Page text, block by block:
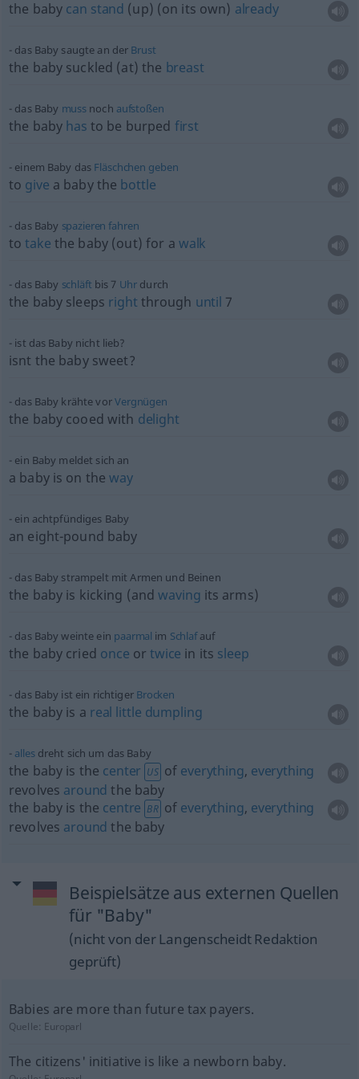
the baby can stand (up) (on its own) already
das Baby saugte an der Brust
the baby suckled (at) the breast
das Baby mussnoch aufstoßen
the baby has to be burped first
einem Baby das Fläschchen geben
to give a baby the bottle
das Baby spazieren fahren
totake the baby (out) for a walk
das Baby schläft bis 7 Uhr durch
the baby sleeps right through until 7
ist das Baby nicht lieb?
isnt the baby sweet?
das Baby krähte vorVergnügen
the baby cooed with delight
ein Baby meldet sich an
a baby is on theway
ein achtpfündiges Baby
an eight-pound baby
das Baby strampelt mit Armen und Beinen
the baby is kicking (andwaving its arms)
das Baby weinte ein paarmal im Schlafauf
the baby cried once or twice in its sleep
das Baby ist ein richtiger Brocken
the baby is a real little dumpling
allesdreht sich um das Baby
the baby is the center US of everything, everything
revolves around the baby
the baby is the centre BR of everything, everything
revolves around the baby
Beispielsätze aus externen Quellen
für "Baby"
(nicht von der Langenscheidt Redaktion
geprüft)
Babies are more than future tax payers.
Quelle: Europarl
The citizens' initiative is like a newborn baby.